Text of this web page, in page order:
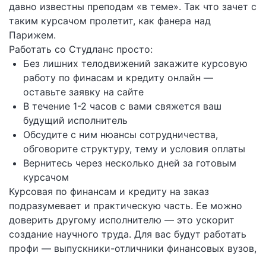
давно известны преподам «в теме». Так что зачет с
таким курсачом пролетит, как фанера над
Парижем.
Работать со Студланс просто:
Без лишних телодвижений закажите курсовую
работу по финасам и кредиту онлайн —
оставьте заявку на сайте
В течение 1-2 часов с вами свяжется ваш
будущий исполнитель
Обсудите с ним нюансы сотрудничества,
обговорите структуру, тему и условия оплаты
Вернитесь через несколько дней за готовым
курсачом
Курсовая по финансам и кредиту на заказ
подразумевает и практическую часть. Ее можно
доверить другому исполнителю — это ускорит
создание научного труда. Для вас будут работать
профи — выпускники-отличники финансовых вузов,